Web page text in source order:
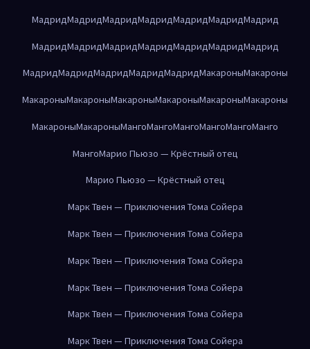
МадридМадридМадридМадридМадридМадридМадрид
МадридМадридМадридМадридМадридМадридМадрид
МадридМадридМадридМадридМадридМакароныМакароны
МакароныМакароныМакароныМакароныМакароныМакароны
МакароныМакароныМангоМангоМангоМангоМангоМанго
МангоМарио Пьюзо — Крёстный отец
Марио Пьюзо — Крёстный отец
Марк Твен — Приключения Тома Сойера
Марк Твен — Приключения Тома Сойера
Марк Твен — Приключения Тома Сойера
Марк Твен — Приключения Тома Сойера
Марк Твен — Приключения Тома Сойера
Марк Твен — Приключения Тома Сойера